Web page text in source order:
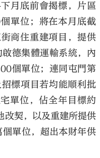
月底前會揭標，片區
單位；將在本月底截
商住重建項目，提供
德集體運輸系統，內
個單位；連同屯門第
標項目若均能順利批
單位，佔全年目標約
改契，以及重建所提供
單位，超出本財年供